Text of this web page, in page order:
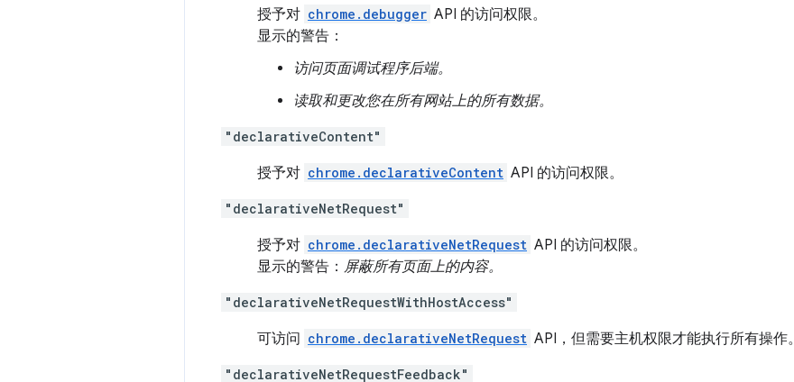
授予对 chrome.debugger API 的访问权限。
显示的警告：
访问页面调试程序后端。
读取和更改您在所有网站上的所有数据。
"declarativeContent"
授予对 chrome.declarativeContent API 的访问权限。
"declarativeNetRequest"
授予对 chrome.declarativeNetRequest API 的访问权限。
显示的警告： 屏蔽所有页面上的内容。
"declarativeNetRequestWithHostAccess"
可访问 chrome.declarativeNetRequest API，但需要主机权限才能执行所有操作。
"declarativeNetRequestFeedback"